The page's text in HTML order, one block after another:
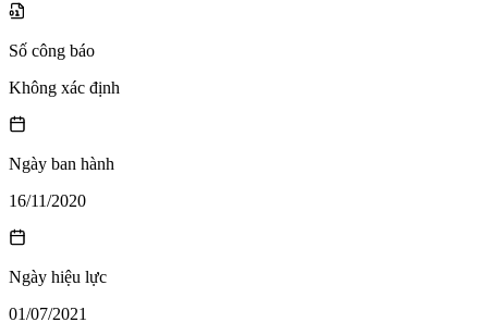
Số công báo
Không xác định
Ngày ban hành
16/11/2020
Ngày hiệu lực
01/07/2021